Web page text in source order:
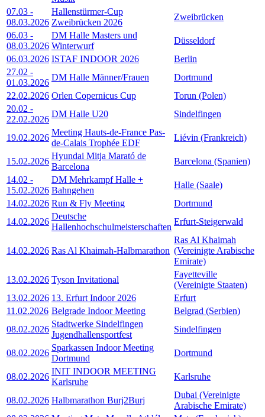
07.03 -
08.03.2026
Hallenstürmer-Cup
Zweibrücken 2026
Zweibrücken
06.03 -
08.03.2026
DM Halle Masters und
Winterwurf
Düsseldorf
06.03.2026 ISTAF INDOOR 2026
Berlin
27.02 -
01.03.2026
DM Halle Männer/Frauen
Dortmund
22.02.2026 Orlen Copernicus Cup
Torun (Polen)
20.02 -
22.02.2026
DM Halle U20 Sindelfingen
19.02.2026
Meeting Hauts-de-France Pas-
de-Calais Trophée EDF
Liévin (Frankreich)
15.02.2026
Hyundai Mitja Marató de
Barcelona
Barcelona (Spanien)
14.02 -
15.02.2026
DM Mehrkampf Halle +
Bahngehen
Halle (Saale)
14.02.2026 Run & Fly Meeting
Dortmund
14.02.2026
Deutsche
Hallenhochschulmeisterschaften
Erfurt-Steigerwald
14.02.2026 Ras Al Khaimah-Halbmarathon
Ras Al Khaimah
(Vereinigte Arabische
Emirate)
13.02.2026 Tyson Invitational
Fayetteville
(Vereinigte Staaten)
13.02.2026 13. Erfurt Indoor 2026
Erfurt
11.02.2026 Belgrade Indoor Meeting
Belgrad (Serbien)
08.02.2026
Stadtwerke Sindelfingen
Jugendhallensportfest
Sindelfingen
08.02.2026
Sparkassen Indoor Meeting
Dortmund
Dortmund
08.02.2026
INIT INDOOR MEETING
Karlsruhe
Karlsruhe
08.02.2026 Halbmarathon Burj2Burj
Dubai (Vereinigte
Arabische Emirate)